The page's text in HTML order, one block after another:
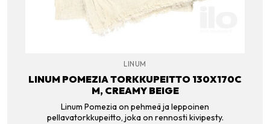
LINUM
LINUM POMEZIA TORKKUPEITTO 130X170C
M, CREAMY BEIGE
Linum Pomezia on pehmeä ja leppoinen
pellavatorkkupeitto, joka on rennosti kivipesty.